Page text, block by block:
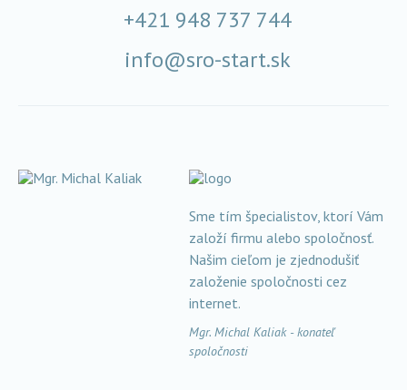
+421 948 737 744
info@sro-start.sk
Sme tím špecialistov, ktorí Vám
založí firmu alebo spoločnosť.
Našim cieľom je zjednodušiť
založenie spoločnosti cez
internet.
Mgr. Michal Kaliak - konateľ
spoločnosti